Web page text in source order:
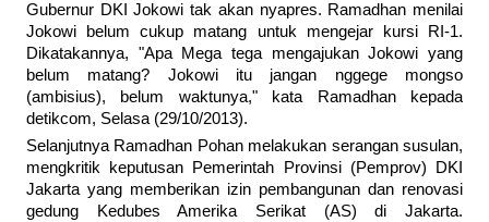
Gubernur DKI Jokowi tak akan nyapres. Ramadhan menilai
Jokowi belum cukup matang untuk mengejar kursi RI-1.
Dikatakannya, "Apa Mega tega mengajukan Jokowi yang
belum matang? Jokowi itu jangan nggege mongso
(ambisius), belum waktunya," kata Ramadhan kepada
detikcom, Selasa (29/10/2013).
Selanjutnya Ramadhan Pohan melakukan serangan susulan,
mengkritik keputusan Pemerintah Provinsi (Pemprov) DKI
Jakarta yang memberikan izin pembangunan dan renovasi
gedung Kedubes Amerika Serikat (AS) di Jakarta.